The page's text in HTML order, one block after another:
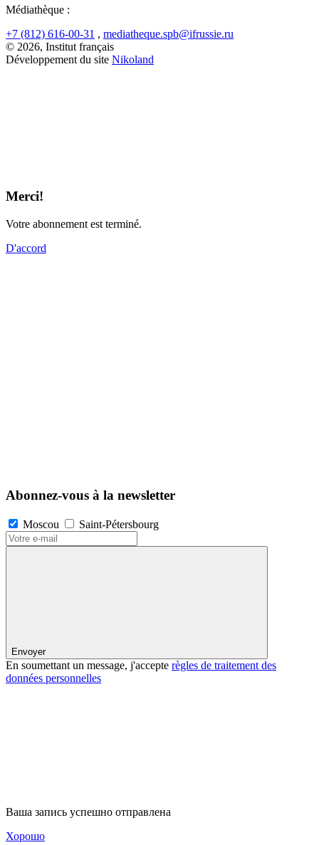
Médiathèque :
+7 (812) 616-00-31 , mediatheque.spb@ifrussie.ru
© 2026, Institut français
Développement du site Nikoland
Merci!
Votre abonnement est terminé.
D'accord
Abonnez-vous à la newsletter
Moscou Saint-Pétersbourg
Envoyer
En soumettant un message, j'accepte règles de traitement des
données personnelles
Ваша запись успешно отправлена
Хорошо